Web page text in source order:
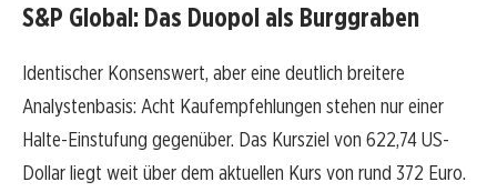
S&P Global: Das Duopol als Burggraben
Identischer Konsenswert, aber eine deutlich breitere
Analystenbasis: Acht Kaufempfehlungen stehen nur einer
Halte-Einstufung gegenüber. Das Kursziel von 622,74 US-
Dollar liegt weit über dem aktuellen Kurs von rund 372 Euro.